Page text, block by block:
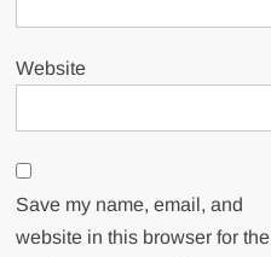
Website
Save my name, email, and
website in this browser for the